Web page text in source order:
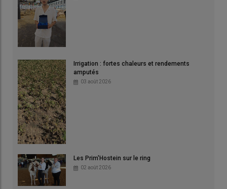
Irrigation : fortes chaleurs et rendements
amputés
03 août 2026
Les Prim'Hostein sur le ring
02 août 2026